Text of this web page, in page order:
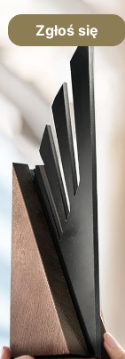
Zgłoś się